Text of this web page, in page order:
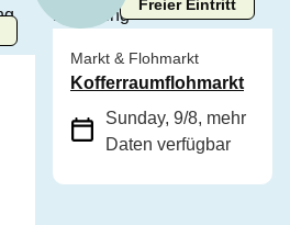
Freier Eintritt
Markt & Flohmarkt
Kofferraumflohmarkt
Sunday, 9/8, mehr
Daten verfügbar